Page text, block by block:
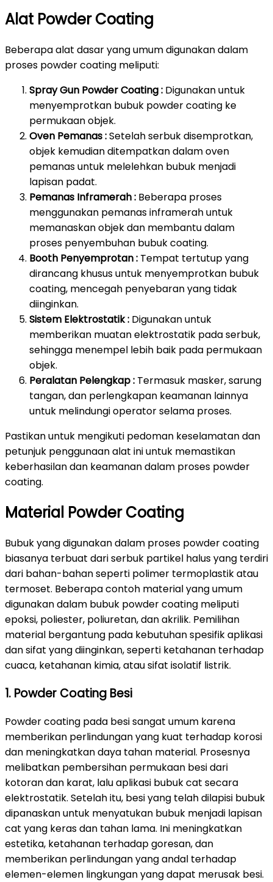
Alat Powder Coating
Beberapa alat dasar yang umum digunakan dalam
proses powder coating meliputi:
Spray Gun Powder Coating : Digunakan untuk
menyemprotkan bubuk powder coating ke
permukaan objek.
Oven Pemanas :Setelah serbuk disemprotkan,
objek kemudian ditempatkan dalam oven
pemanas untuk melelehkan bubuk menjadi
lapisan padat.
Pemanas Inframerah : Beberapa proses
menggunakan pemanas inframerah untuk
memanaskan objek dan membantu dalam
proses penyembuhan bubuk coating.
Booth Penyemprotan : Tempat tertutup yang
dirancang khusus untuk menyemprotkan bubuk
coating, mencegah penyebaran yang tidak
diinginkan.
Sistem Elektrostatik : Digunakan untuk
memberikan muatan elektrostatik pada serbuk,
sehingga menempel lebih baik pada permukaan
objek.
Peralatan Pelengkap : Termasuk masker, sarung
tangan, dan perlengkapan keamanan lainnya
untuk melindungi operator selama proses.
Pastikan untuk mengikuti pedoman keselamatan dan
petunjuk penggunaan alat ini untuk memastikan
keberhasilan dan keamanan dalam proses powder
coating.
Material Powder Coating
Bubuk yang digunakan dalam proses powder coating
biasanya terbuat dari serbuk partikel halus yang terdiri
dari bahan-bahan seperti polimer termoplastik atau
termoset. Beberapa contoh material yang umum
digunakan dalam bubuk powder coating meliputi
epoksi, poliester, poliuretan, dan akrilik. Pemilihan
material bergantung pada kebutuhan spesifik aplikasi
dan sifat yang diinginkan, seperti ketahanan terhadap
cuaca, ketahanan kimia, atau sifat isolatif listrik.
1. Powder Coating Besi
Powder coating pada besi sangat umum karena
memberikan perlindungan yang kuat terhadap korosi
dan meningkatkan daya tahan material. Prosesnya
melibatkan pembersihan permukaan besi dari
kotoran dan karat, lalu aplikasi bubuk cat secara
elektrostatik. Setelah itu, besi yang telah dilapisi bubuk
dipanaskan untuk menyatukan bubuk menjadi lapisan
cat yang keras dan tahan lama. Ini meningkatkan
estetika, ketahanan terhadap goresan, dan
memberikan perlindungan yang andal terhadap
elemen-elemen lingkungan yang dapat merusak besi.